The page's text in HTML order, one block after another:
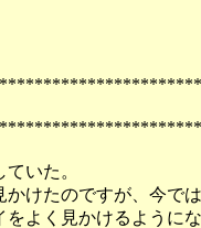
いた。
けたのですが、今で
よく見かけるように